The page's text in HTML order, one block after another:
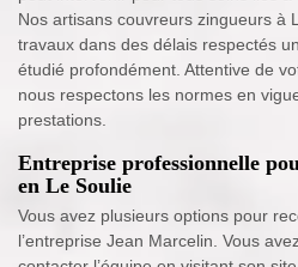
Nos artisans couvreurs zingueurs à
travaux dans des délais respectés
étudié profondément. Attentive de
nous respectons les normes en
prestations.
Entreprise professionnelle
en Le Soulie
Vous avez plusieurs options pour
l’entreprise Jean Marcelin. Vous